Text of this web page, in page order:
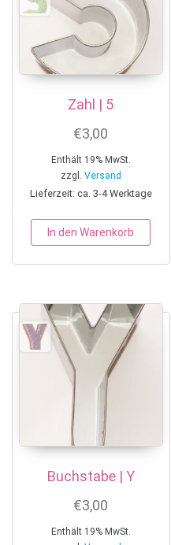
Zahl | 5
€3,00
Enthält 19% MwSt.
zzgl. Versand
Lieferzeit: ca. 3-4 Werktage
In den Warenkorb
Buchstabe | Y
€3,00
Enthält 19% MwSt.